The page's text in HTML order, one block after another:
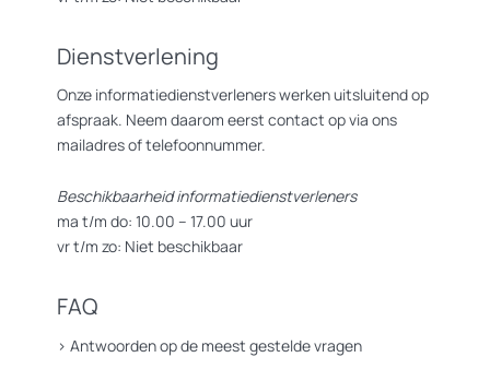
Dienstverlening
Onze informatiedienstverleners werken uitsluitend op
afspraak. Neem daarom eerst contact op via ons
mailadres of telefoonnummer.
Beschikbaarheid informatiedienstverleners
ma t/m do: 10.00 – 17.00 uur
vr t/m zo: Niet beschikbaar
FAQ
> Antwoorden op de meest gestelde vragen